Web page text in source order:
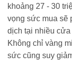
khoảng 27 - 30
vọng sức mua sẽ
dịch tại nhiều
Không chỉ vàng
sức cũng suy